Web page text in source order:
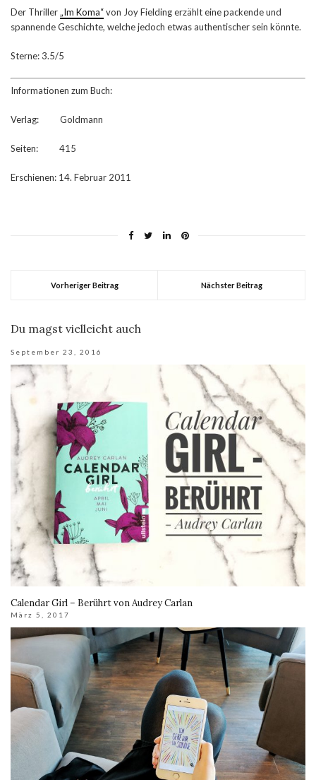
Der Thriller „Im Koma“von Joy Fielding erzählt eine packende und
spannende Geschichte, welche jedoch etwas authentischer sein könnte.
Sterne: 3.5/5
Informationen zum Buch:
Verlag: Goldmann
Seiten: 415
Erschienen: 14. Februar 2011
Vorheriger Beitrag Nächster Beitrag
Du magst vielleicht auch
September 23, 2016
Calendar Girl – Berührt von Audrey Carlan
März 5, 2017